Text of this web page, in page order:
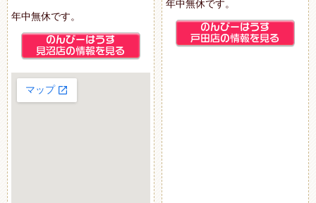
年中無休です。
年中無休です。